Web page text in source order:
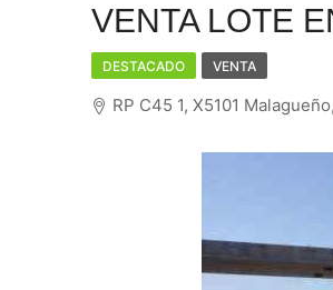
VENTA LOTE
DESTACADO VENTA
RP C45 1, X5101